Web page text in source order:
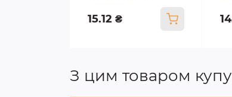
15.12 ₴
З цим товаром